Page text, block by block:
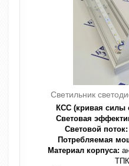
Светильник
КСС (кривая силы
Световая
Световой поток:
Потребляемая
Материал корпуса: